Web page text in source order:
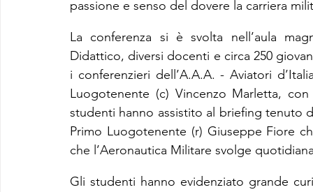
passione e senso del dovere la carriera
La conferenza si è svolta nell’aula
Didattico, diversi docenti e circa 250
i conferenzieri dell’A.A.A. - Aviatori
Luogotenente (c) Vincenzo Marletta,
studenti hanno assistito al briefing tenuto
Primo Luogotenente (r) Giuseppe Fiore
che l’Aeronautica Militare svolge
Gli studenti hanno evidenziato grande